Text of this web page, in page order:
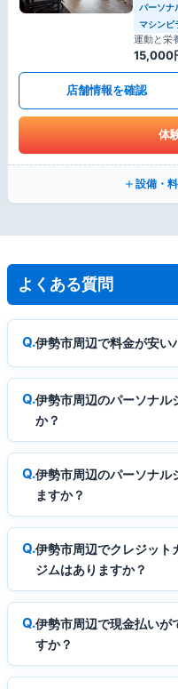
パーソナ
マシンピ
運動と栄
15,000
店舗情報を確認
体
設備・
よくある質問
伊勢市周辺で料金が安い
伊勢市周辺のパーソナル
か？
伊勢市周辺のパーソナル
ますか？
伊勢市周辺でクレジット
ジムはありますか？
伊勢市周辺で現金払いが
すか？